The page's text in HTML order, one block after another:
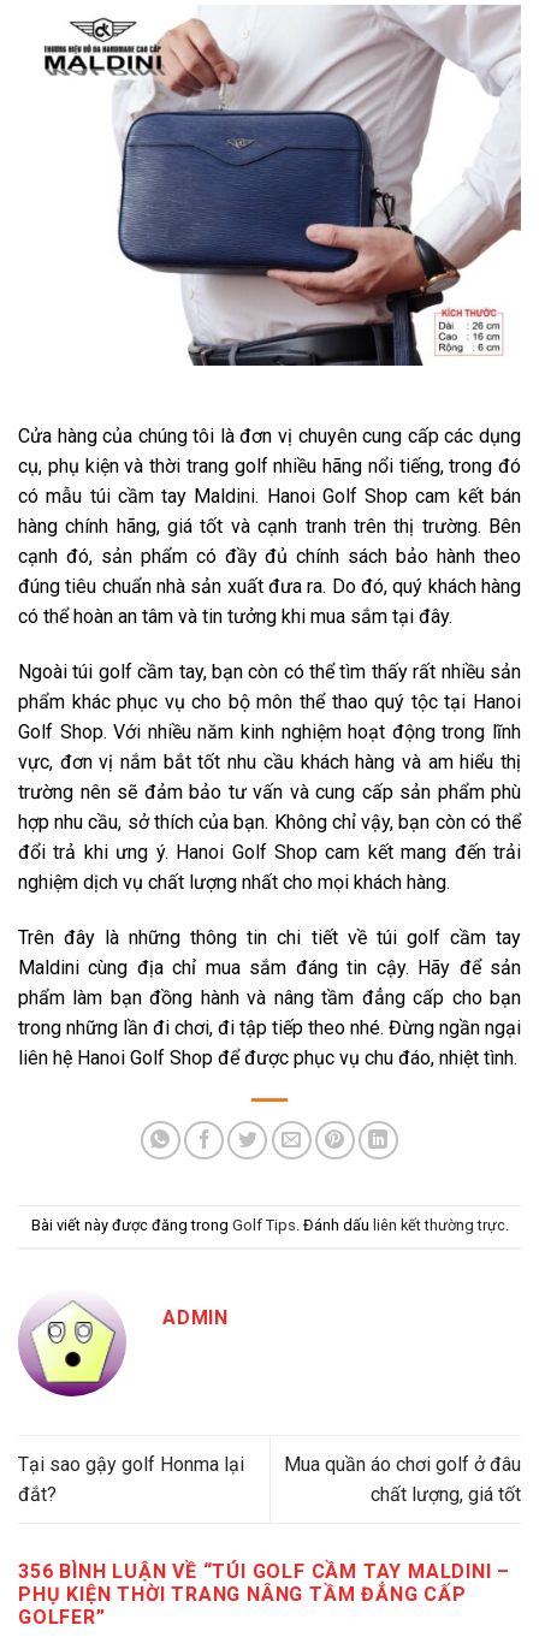
Cửa hàng của chúng tôi là đơn vị chuyên cung cấp các dụng
cụ, phụ kiện và thời trang golf nhiều hãng nổi tiếng, trong đó
có mẫu túi cầm tay Maldini. Hanoi Golf Shop cam kết bán
hàng chính hãng, giá tốt và cạnh tranh trên thị trường. Bên
cạnh đó, sản phẩm có đầy đủ chính sách bảo hành theo
đúng tiêu chuẩn nhà sản xuất đưa ra. Do đó, quý khách hàng
có thể hoàn an tâm và tin tưởng khi mua sắm tại đây.
Ngoài túi golf cầm tay, bạn còn có thể tìm thấy rất nhiều sản
phẩm khác phục vụ cho bộ môn thể thao quý tộc tại Hanoi
Golf Shop. Với nhiều năm kinh nghiệm hoạt động trong lĩnh
vực, đơn vị nắm bắt tốt nhu cầu khách hàng và am hiểu thị
trường nên sẽ đảm bảo tư vấn và cung cấp sản phẩm phù
hợp nhu cầu, sở thích của bạn. Không chỉ vậy, bạn còn có thể
đổi trả khi ưng ý. Hanoi Golf Shop cam kết mang đến trải
nghiệm dịch vụ chất lượng nhất cho mọi khách hàng.
Trên đây là những thông tin chi tiết về túi golf cầm tay
Maldini cùng địa chỉ mua sắm đáng tin cậy. Hãy để sản
phẩm làm bạn đồng hành và nâng tầm đẳng cấp cho bạn
trong những lần đi chơi, đi tập tiếp theo nhé. Đừng ngần ngại
liên hệ Hanoi Golf Shop để được phục vụ chu đáo, nhiệt tình.
Bài viết này được đăng trong Golf Tips. Đánh dấu liên kết thường trực.
ADMIN
Tại sao gậy golf Honma lại
đắt?
Mua quần áo chơi golf ở đâu
chất lượng, giá tốt
356 BÌNH LUẬN VỀ “TÚI GOLF CẦM TAY MALDINI –
PHỤ KIỆN THỜI TRANG NÂNG TẦM ĐẲNG CẤP
GOLFER”